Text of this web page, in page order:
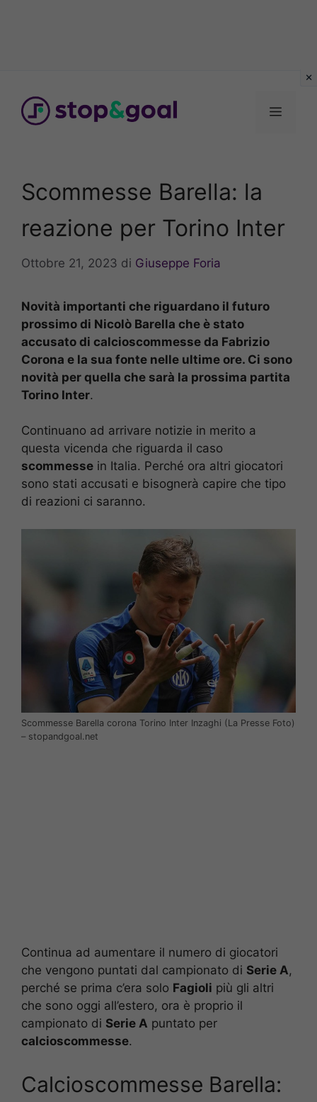
contenuto
Menu
Scommesse Barella: la
reazione per Torino Inter
Ottobre 21, 2023 di Giuseppe Foria
Novità importanti che riguardano il futuro
prossimo di Nicolò Barella che è stato
accusato di calcioscommesse da Fabrizio
Corona e la sua fonte nelle ultime ore. Ci sono
novità per quella che sarà la prossima partita
Torino Inter.
Continuano ad arrivare notizie in merito a
questa vicenda che riguarda il caso
scommesse in Italia. Perché ora altri giocatori
sono stati accusati e bisognerà capire che tipo
di reazioni ci saranno.
Scommesse Barella corona Torino Inter Inzaghi (La Presse Foto)
– stopandgoal.net
Continua ad aumentare il numero di giocatori
che vengono puntati dal campionato di Serie A,
perché se prima c’era solo Fagioli più gli altri
che sono oggi all’estero, ora è proprio il
campionato di Serie A puntato per
calcioscommesse.
Calcioscommesse Barella: